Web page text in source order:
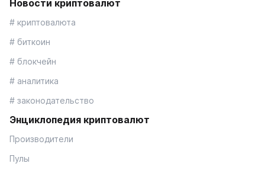
Новости криптовалют
# криптовалюта
# биткоин
# блокчейн
# аналитика
# законодательство
Энциклопедия криптовалют
Производители
Пулы